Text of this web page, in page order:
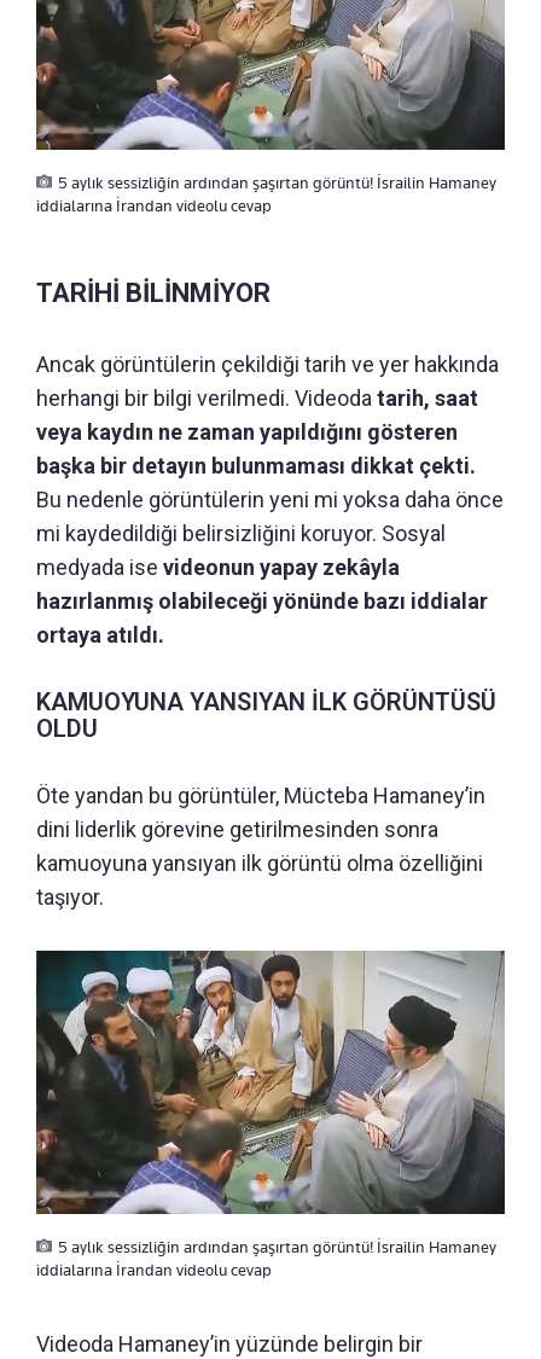
5 aylık sessizliğin ardından şaşırtan görüntü! İsrailin Hamaney
iddialarına İrandan videolu cevap
TARİHİ BİLİNMİYOR
Ancak görüntülerin çekildiği tarih ve yer hakkında
herhangi bir bilgi verilmedi. Videoda tarih, saat
veya kaydın ne zaman yapıldığını gösteren
başka bir detayın bulunmaması dikkat çekti.
Bu nedenle görüntülerin yeni mi yoksa daha önce
mi kaydedildiği belirsizliğini koruyor. Sosyal
medyada ise videonun yapay zekâyla
hazırlanmış olabileceği yönünde bazı iddialar
ortaya atıldı.
KAMUOYUNA YANSIYAN İLK GÖRÜNTÜSÜ
OLDU
Öte yandan bu görüntüler, Mücteba Hamaney’in
dini liderlik görevine getirilmesinden sonra
kamuoyuna yansıyan ilk görüntü olma özelliğini
taşıyor.
5 aylık sessizliğin ardından şaşırtan görüntü! İsrailin Hamaney
iddialarına İrandan videolu cevap
Videoda Hamaney’in yüzünde belirgin bir